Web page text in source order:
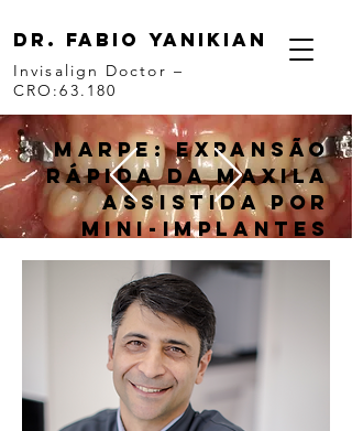
Dr. fabio yanikian
Invisalign Doctor –
CRO:63.180
MARPE: Expansão
Rápida da Maxila
Assistida por
Mini-implantes
Saiba mais